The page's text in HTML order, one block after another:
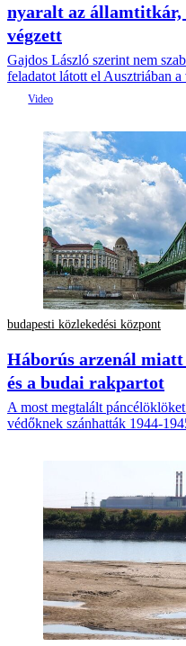
nyaralt az államtitkár,
végzett
Gajdos László szerint nem
feladatot látott el Ausztriában
budapesti közlekedési központ
Háborús arzenál
és a budai rakpartot
A most megtalált
védőknek szánhatták 1944-